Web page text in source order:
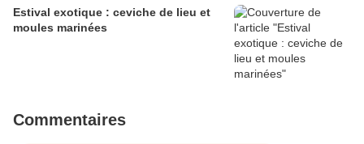
Estival exotique : ceviche de lieu et
moules marinées
Commentaires